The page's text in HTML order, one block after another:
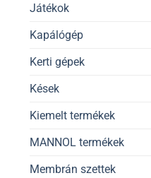
Játékok
Kapálógép
Kerti gépek
Kések
Kiemelt termékek
MANNOL termékek
Membrán szettek